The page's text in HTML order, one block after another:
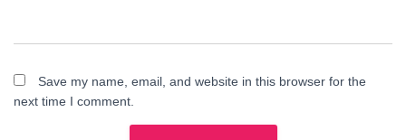
Save my name, email, and website in this browser for the
next time I comment.